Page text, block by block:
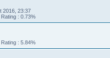
2016, 23:37
Rating : 0.73%
Rating : 5.84%